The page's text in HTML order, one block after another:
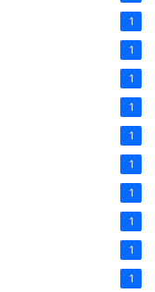
1
1
1
1
1
1
1
1
1
1